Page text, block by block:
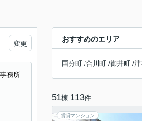
おすすめのエリア
国分町 /合川町 /御井町 /
51棟 113件
賃貸マンション
変更
事務所